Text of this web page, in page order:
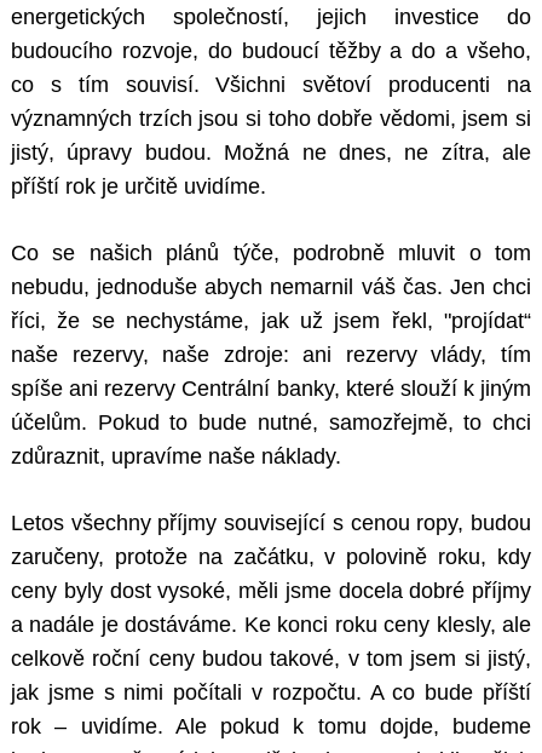
energetických společností, jejich investice do
budoucího rozvoje, do budoucí těžby a do a všeho,
co s tím souvisí. Všichni světoví producenti na
významných trzích jsou si toho dobře vědomi, jsem si
jistý, úpravy budou. Možná ne dnes, ne zítra, ale
příští rok je určitě uvidíme.
Co se našich plánů týče, podrobně mluvit o tom
nebudu, jednoduše abych nemarnil váš čas. Jen chci
říci, že se nechystáme, jak už jsem řekl, "projídat“
naše rezervy, naše zdroje: ani rezervy vlády, tím
spíše ani rezervy Centrální banky, které slouží k jiným
účelům. Pokud to bude nutné, samozřejmě, to chci
zdůraznit, upravíme naše náklady.
Letos všechny příjmy související s cenou ropy, budou
zaručeny, protože na začátku, v polovině roku, kdy
ceny byly dost vysoké, měli jsme docela dobré příjmy
a nadále je dostáváme. Ke konci roku ceny klesly, ale
celkově roční ceny budou takové, v tom jsem si jistý,
jak jsme s nimi počítali v rozpočtu. A co bude příští
rok – uvidíme. Ale pokud k tomu dojde, budeme